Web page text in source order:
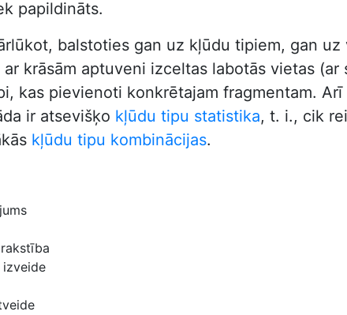
papildināts.
balstoties gan uz kļūdu tipiem, gan
krāsām aptuveni izceltas labotās vietas
kas pievienoti konkrētajam fragmentam.
ir atsevišķo kļūdu tipu statistika, t. i., cik
kļūdu tipu kombinācijas.
izveide